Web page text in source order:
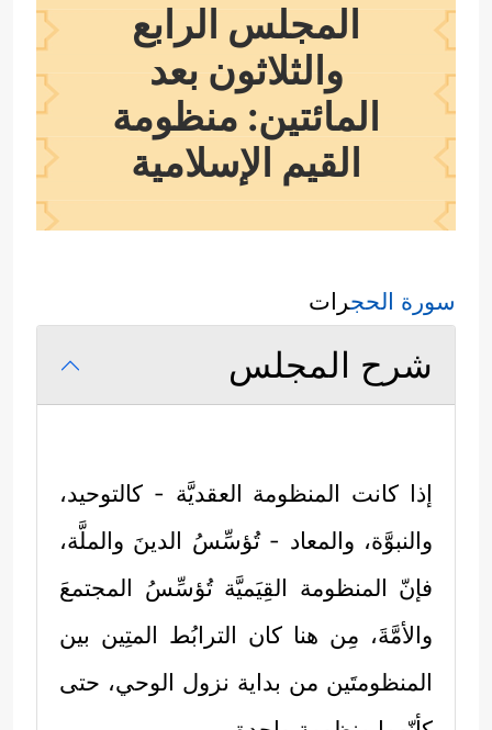
المجلس الرابع
والثلاثون بعد
المائتين: منظومة
القيم الإسلامية
سورة الحجرات
شرح المجلس
إذا كانت المنظومة العقديَّة - كالتوحيد،
والنبوَّة، والمعاد - تُؤسِّسُ الدينَ والملَّة،
فإنّ المنظومة القِيَميَّة تُؤسِّسُ المجتمعَ
والأمَّةَ، مِن هنا كان الترابُط المتِين بين
المنظومتَين من بداية نزول الوحي، حتى